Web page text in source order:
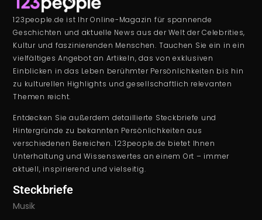
123people.de ist Ihr Online-Magazin für spannende
Geschichten und aktuelle News aus der Welt der Celebrities,
Kultur und faszinierenden Menschen. Tauchen Sie ein in ein
vielfältiges Angebot an Artikeln, das von exklusiven
Einblicken in das Leben berühmter Persönlichkeiten bis hin
zu kulturellen Highlights und gesellschaftlich relevanten
Themen reicht.
Entdecken Sie außerdem detaillierte Steckbriefe und
Hintergründe zu bekannten Persönlichkeiten aus
verschiedenen Bereichen. 123people.de bietet Ihnen
Unterhaltung und Wissenswertes an einem Ort – immer
aktuell, inspirierend und vielseitig.
Steckbriefe
Musik